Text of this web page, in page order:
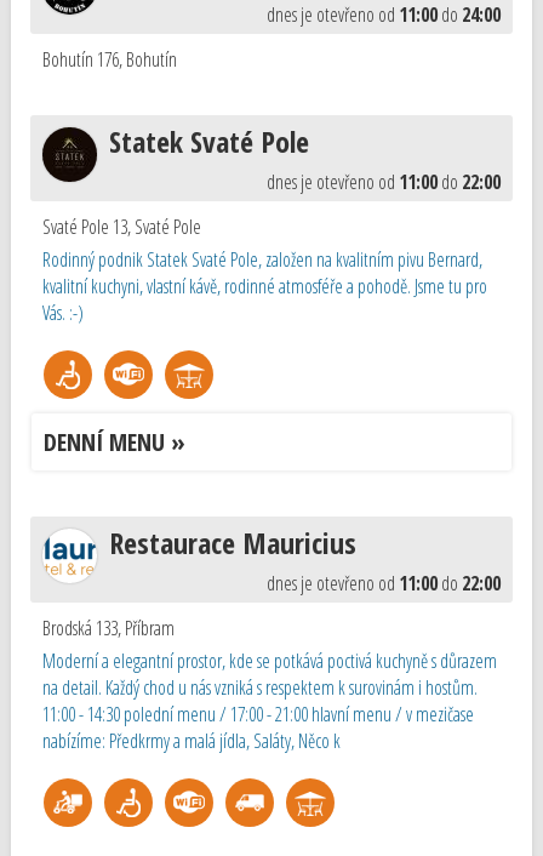
dnes je otevřeno od 11:00do 24:00
Bohutín 176,Bohutín
Statek Svaté Pole
dnes je otevřeno od 11:00do 22:00
Svaté Pole 13,Svaté Pole
Rodinný podnik Statek Svaté Pole, založen na kvalitním pivu Bernard,
kvalitní kuchyni, vlastní kávě, rodinné atmosféře a pohodě. Jsme tu pro
Vás. :-)
DENNÍ MENU »
Restaurace Mauricius
dnes je otevřeno od 11:00do 22:00
Brodská 133,Příbram
Moderní a elegantní prostor, kde se potkává poctivá kuchyně s důrazem
na detail. Každý chod u nás vzniká s respektem k surovinám i hostům.
11:00 - 14:30 polední menu / 17:00 - 21:00 hlavní menu / v mezičase
nabízíme: Předkrmy a malá jídla, Saláty, Něco k